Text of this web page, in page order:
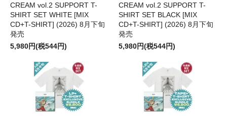
CREAM vol.2 SUPPORT T-
SHIRT SET WHITE [MIX
CD+T-SHIRT] (2026) 8月下旬
発売
5,980円(税544円)
CREAM vol.2 SUPPORT T-
SHIRT SET BLACK [MIX
CD+T-SHIRT] (2026) 8月下旬
発売
5,980円(税544円)